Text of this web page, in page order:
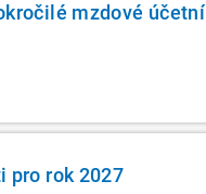
mzdové účetní
pro rok 2027